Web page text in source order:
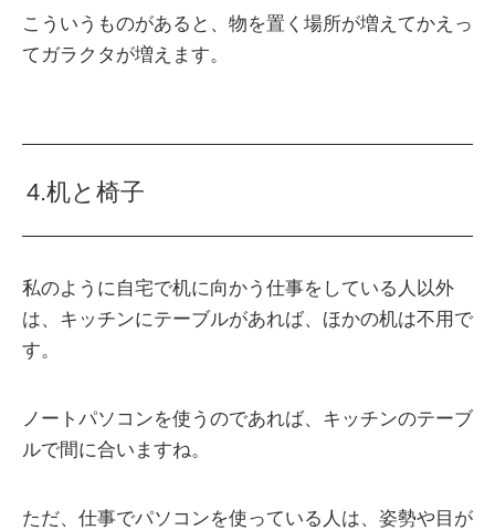
こういうものがあると、物を置く場所が増えてかえっ
てガラクタが増えます。
4.机と椅子
私のように自宅で机に向かう仕事をしている人以外
は、キッチンにテーブルがあれば、ほかの机は不用で
す。
ノートパソコンを使うのであれば、キッチンのテーブ
ルで間に合いますね。
ただ、仕事でパソコンを使っている人は、姿勢や目が